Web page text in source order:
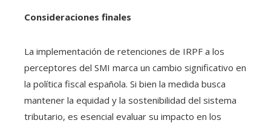
Consideraciones finales
La implementación de retenciones de IRPF a los
perceptores del SMI marca un cambio significativo en
la política fiscal española. Si bien la medida busca
mantener la equidad y la sostenibilidad del sistema
tributario, es esencial evaluar su impacto en los